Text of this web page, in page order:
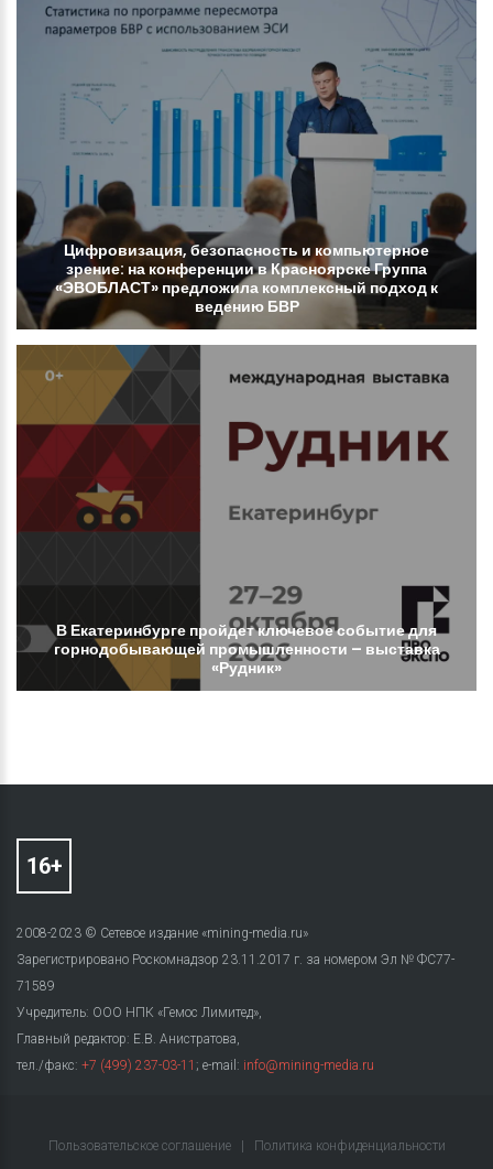
Цифровизация, безопасность и компьютерное
зрение: на конференциивКрасноярскеГруппа
«ЭВОБЛАСТ» предложила комплексный подход к
ведению БВР
В Екатеринбурге пройдетключевоесобытиедля
горнодобывающей промышленности – выставка
«Рудник»
2008-2023 © Сетевое издание «mining-media.ru»
Зарегистрировано Роскомнадзор 23.11.2017 г. за номером Эл № ФС77-
71589
Учредитель: ООО НПК «Гемос Лимитед»,
Главный редактор: Е.В. Анистратова,
тел./факс: +7 (499) 237-03-11 ; e-mail: info@mining-media.ru
Пользовательское соглашение Политика конфиденциальности